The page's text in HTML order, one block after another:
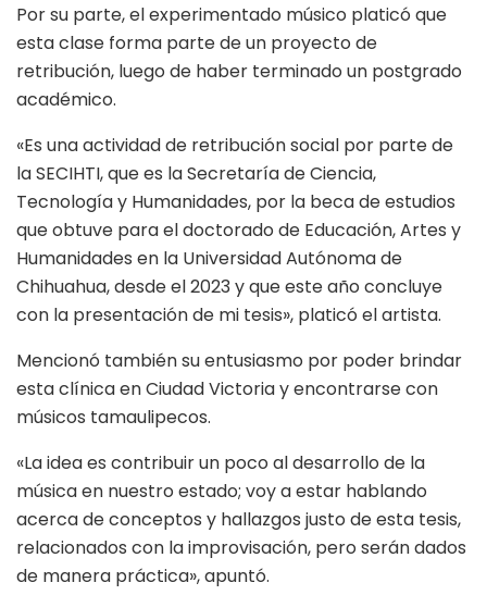
Por su parte, el experimentado músico platicó que
esta clase forma parte de un proyecto de
retribución, luego de haber terminado un postgrado
académico.
«Es una actividad de retribución social por parte de
la SECIHTI, que es la Secretaría de Ciencia,
Tecnología y Humanidades, por la beca de estudios
que obtuve para el doctorado de Educación, Artes y
Humanidades en la Universidad Autónoma de
Chihuahua, desde el 2023 y que este año concluye
con la presentación de mi tesis», platicó el artista.
Mencionó también su entusiasmo por poder brindar
esta clínica en Ciudad Victoria y encontrarse con
músicos tamaulipecos.
«La idea es contribuir un poco al desarrollo de la
música en nuestro estado; voy a estar hablando
acerca de conceptos y hallazgos justo de esta tesis,
relacionados con la improvisación, pero serán dados
de manera práctica», apuntó.